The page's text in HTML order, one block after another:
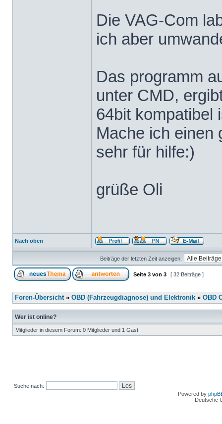
Die VAG-Com
ich aber
Das programm
unter CMD,
64bit kompatibel
Mache ich einen
sehr für hilfe:)
grüße Oli
Nach oben
Beiträge der letzten Zeit anzeigen:
Seite 3 von 3 [ 32 Beiträge ]
Foren-Übersicht» OBD (Fahrzeugdiagnose) und Elektronik » OBD
Wer ist online?
Mitglieder in diesem Forum: 0 Mitglieder und 1 Gast
Suche nach:
Powered by
Deutsche